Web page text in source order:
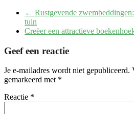
← Rustgevende
tuin
Creëer een attractieve
Geef een reactie
Je e-mailadres wordt niet gepubliceerd.
gemarkeerd met *
Reactie *